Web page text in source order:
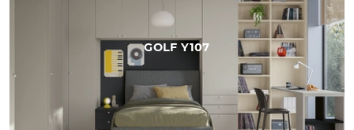
GOLF Y107